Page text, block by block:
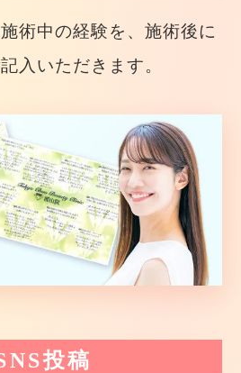
術中の経験を、施術後に
入いただきます。
投稿